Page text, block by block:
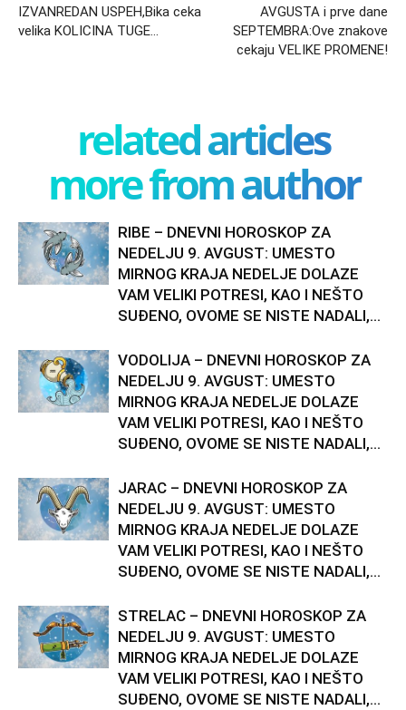
IZVANREDAN USPEH,Bika ceka
velika KOLICINA TUGE…
AVGUSTA i prve dane
SEPTEMBRA:Ove znakove
cekaju VELIKE PROMENE!
related articles
more from author
RIBE – DNEVNI HOROSKOP ZA
NEDELJU 9. AVGUST: UMESTO
MIRNOG KRAJA NEDELJE DOLAZE
VAM VELIKI POTRESI, KAO I NEŠTO
SUĐENO, OVOME SE NISTE NADALI,...
VODOLIJA – DNEVNI HOROSKOP ZA
NEDELJU 9. AVGUST: UMESTO
MIRNOG KRAJA NEDELJE DOLAZE
VAM VELIKI POTRESI, KAO I NEŠTO
SUĐENO, OVOME SE NISTE NADALI,...
JARAC – DNEVNI HOROSKOP ZA
NEDELJU 9. AVGUST: UMESTO
MIRNOG KRAJA NEDELJE DOLAZE
VAM VELIKI POTRESI, KAO I NEŠTO
SUĐENO, OVOME SE NISTE NADALI,...
STRELAC – DNEVNI HOROSKOP ZA
NEDELJU 9. AVGUST: UMESTO
MIRNOG KRAJA NEDELJE DOLAZE
VAM VELIKI POTRESI, KAO I NEŠTO
SUĐENO, OVOME SE NISTE NADALI,...